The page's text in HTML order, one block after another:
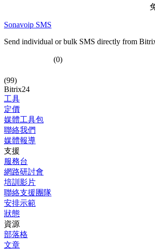
Sonavoip SMS
Send individual or bulk SMS directly from
(0)
(99)
Bitrix24
工具
定價
媒體工具包
聯絡我們
媒體報導
支援
服務台
網路研討會
培訓影片
聯絡支援團隊
安排示範
狀態
資源
部落格
文章